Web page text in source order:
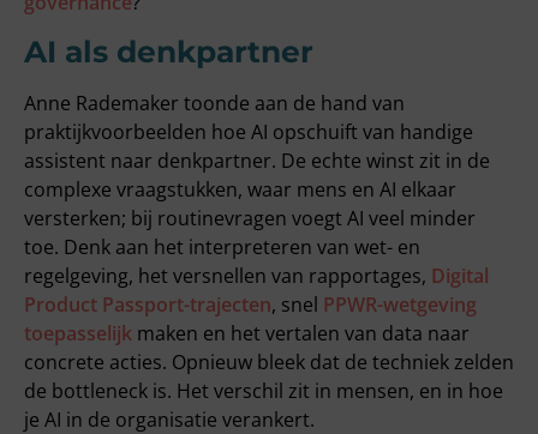
AI als denkpartner
Anne Rademaker toonde aan de hand van
praktijkvoorbeelden hoe AI opschuift van handige
assistent naar denkpartner. De echte winst zit in de
complexe vraagstukken, waar mens en AI elkaar
versterken; bij routinevragen voegt AI veel minder
toe. Denk aan het interpreteren van wet- en
regelgeving, het versnellen van rapportages, Digital
Product Passport-trajecten, snel PPWR-wetgeving
toepasselijk maken en het vertalen van data naar
concrete acties. Opnieuw bleek dat de techniek zelden
de bottleneck is. Het verschil zit in mensen, en in hoe
je AI in de organisatie verankert.